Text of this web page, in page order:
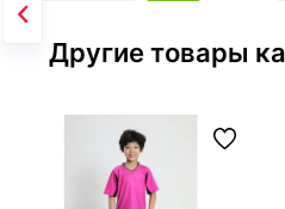
Другие товары